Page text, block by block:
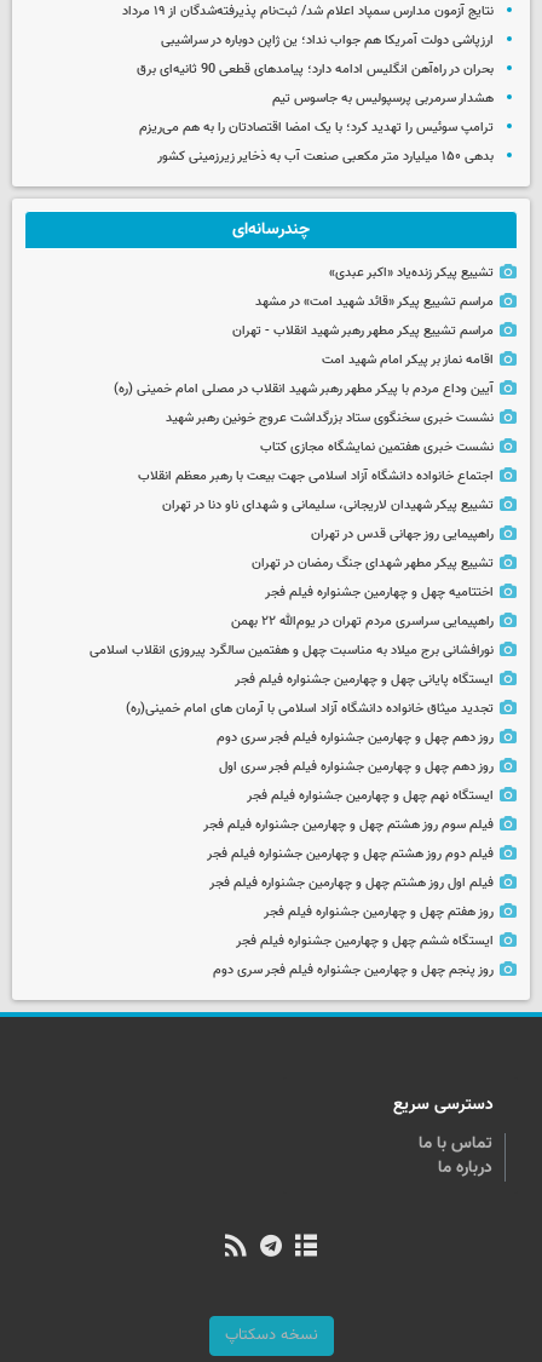
نتایج آزمون مدارس سمپاد اعلام شد/ ثبت‌نام پذیرفته‌شدگان از ۱۹ مرداد
ارزپاشی دولت آمریکا هم جواب نداد؛ ین ژاپن دوباره در سراشیبی
بحران در راه‌آهن انگلیس ادامه دارد؛ پیامدهای قطعی 90 ثانیه‌ای برق
هشدار سرمربی پرسپولیس به جاسوس تیم
ترامپ سوئیس را تهدید کرد؛ با یک امضا اقتصادتان را به هم می‌ریزم
بدهی ۱۵۰ میلیارد متر مکعبی صنعت آب به ذخایر زیرزمینی کشور
چندرسانه‌ای
تشییع پیکر زنده‌یاد «اکبر عبدی»
مراسم تشییع پیکر «قائد شهید امت» در مشهد
مراسم تشییع پیکر مطهر رهبر شهید انقلاب - تهران
اقامه نماز بر پیکر امام شهید امت
آیین وداع مردم با پیکر مطهر رهبر شهید انقلاب در مصلی امام خمینی (ره)
نشست خبری سخنگوی ستاد بزرگداشت عروج خونین رهبر شهید
نشست خبری هفتمین نمایشگاه مجازی کتاب
اجتماع خانواده دانشگاه آزاد اسلامی جهت بیعت با رهبر معظم انقلاب
تشییع پیکر شهیدان لاریجانی، سلیمانی و شهدای ناو دنا در تهران
راهپیمایی روز جهانی قدس در تهران
تشییع پیکر مطهر شهدای جنگ رمضان در تهران
اختتامیه چهل و چهارمین جشنواره فیلم فجر
راهپیمایی سراسری مردم تهران در یوم‌الله ۲۲ بهمن
نورافشانی برج میلاد به مناسبت چهل‌ و هفتمین سالگرد پیروزی انقلاب اسلامی
ایستگاه پایانی چهل و چهارمین جشنواره فیلم فجر
تجدید میثاق خانواده دانشگاه آزاد اسلامی با آرمان های امام خمینی(ره)
روز دهم چهل و چهارمین جشنواره فیلم فجر سری دوم
روز دهم چهل و چهارمین جشنواره فیلم فجر سری اول
ایستگاه نهم چهل و چهارمین جشنواره فیلم فجر
فیلم سوم روز هشتم چهل و چهارمین جشنواره فیلم فجر
فیلم دوم روز هشتم چهل و چهارمین جشنواره فیلم فجر
فیلم اول روز هشتم چهل و چهارمین جشنواره فیلم فجر
روز هفتم چهل و چهارمین جشنواره فیلم فجر
ایستگاه ششم چهل و چهارمین جشنواره فیلم فجر
روز پنجم چهل و چهارمین جشنواره فیلم فجر سری دوم
دسترسی سریع
تماس با ما
درباره ما
نسخه دسکتاپ